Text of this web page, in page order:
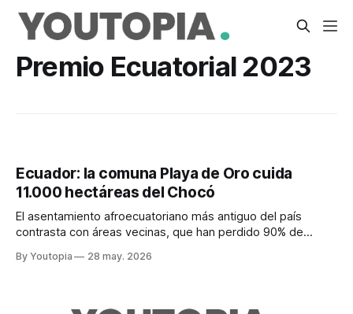
Premio Ecuatorial 2023
Ecuador: la comuna Playa de Oro cuida
11.000 hectáreas del Chocó
El asentamiento afroecuatoriano más antiguo del país
contrasta con áreas vecinas, que han perdido 90% de
By Youtopia 28 may. 2026